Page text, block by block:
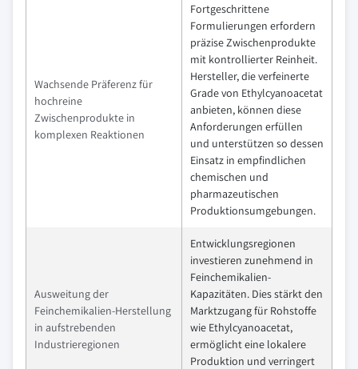
Wachsende Präferenz für
hochreine
Zwischenprodukte in
komplexen Reaktionen
Fortgeschrittene
Formulierungen erfordern
präzise Zwischenprodukte
mit kontrollierter Reinheit.
Hersteller, die verfeinerte
Grade von Ethylcyanoacetat
anbieten, können diese
Anforderungen erfüllen
und unterstützen so dessen
Einsatz in empfindlichen
chemischen und
pharmazeutischen
Produktionsumgebungen.
Ausweitung der
Feinchemikalien-Herstellung
in aufstrebenden
Industrieregionen
Entwicklungsregionen
investieren zunehmend in
Feinchemikalien-
Kapazitäten. Dies stärkt den
Marktzugang für Rohstoffe
wie Ethylcyanoacetat,
ermöglicht eine lokalere
Produktion und verringert